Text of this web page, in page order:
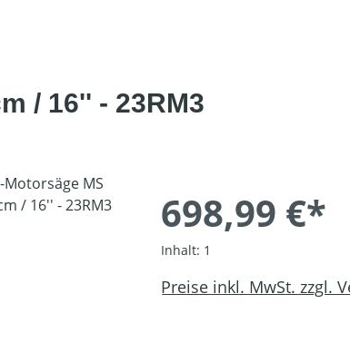
/ 16'' - 23RM3
698,99 €*
Inhalt: 1
Preise inkl. MwSt. zzgl.